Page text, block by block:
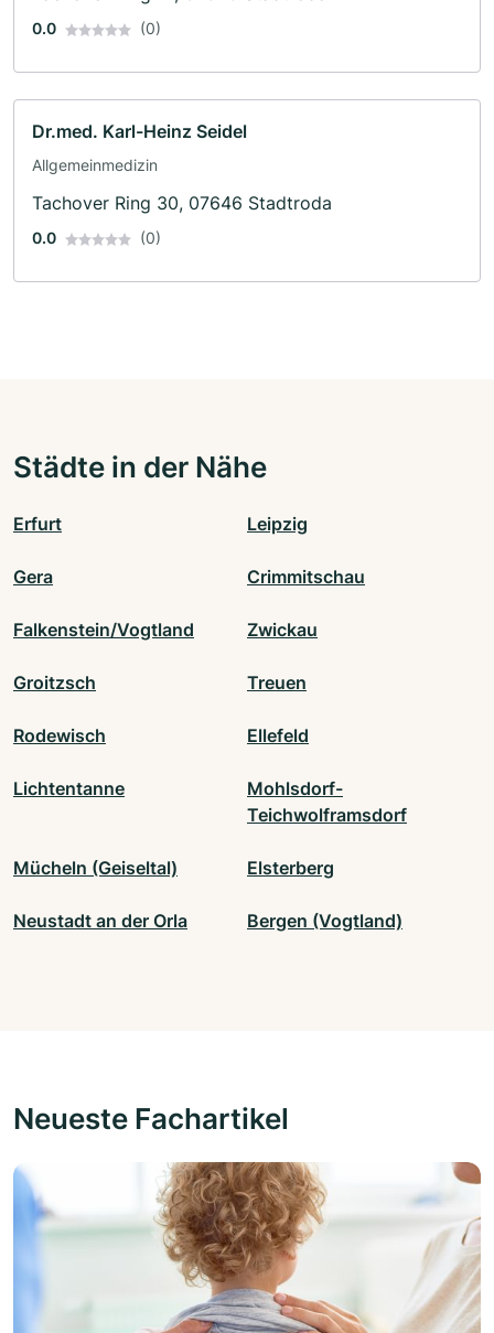
0.0 (0)
Dr.med. Karl-Heinz Seidel
Allgemeinmedizin
Tachover Ring 30, 07646 Stadtroda
0.0 (0)
Städte in der Nähe
Erfurt Leipzig
Gera Crimmitschau
Falkenstein/Vogtland Zwickau
Groitzsch Treuen
Rodewisch Ellefeld
Lichtentanne
Mohlsdorf-
Teichwolframsdorf
Mücheln (Geiseltal) Elsterberg
Neustadt an der Orla Bergen (Vogtland)
Neueste Fachartikel